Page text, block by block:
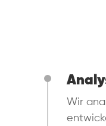
Wir